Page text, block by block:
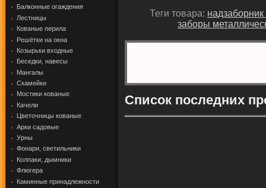
Балконные огаждения
Лестницы
Кованые перила
Решётки на окна
Козырьки входные
Беседки, навесы
Мангалы
Скамейки
Мостики кованые
Качели
Цветочницы кованые
Арки садовые
Урны
Фонари, светильники
Колпаки, дымники
Флюгера
Каминные принадлежности
Теги товара:
заборы
Список последних